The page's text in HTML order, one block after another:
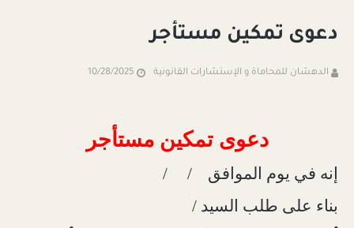
دعوى تمكين مستأجر
الدهشان للمحاماة و الإستشارات القانونية 10/28/2025
دعوى تمكين مستأجر
إنه في يوم الموافق /
/
بناء على طلب السيد /